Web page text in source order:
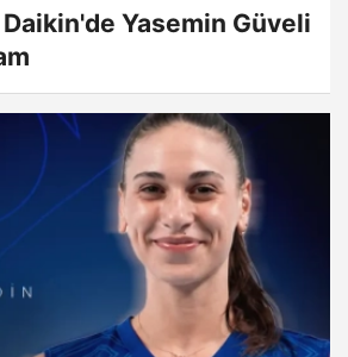
Yasemin Güveli